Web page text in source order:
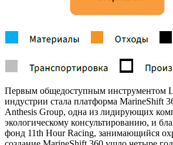
Первым общедоступным инструментом
индустрии стала платформа MarineShift
Anthesis Group, одна из лидирующих
экологическому консультированию, и
фонд 11th Hour Racing, занимающийся